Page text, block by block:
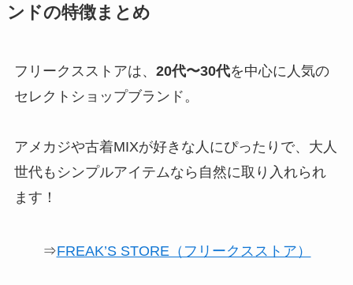
ンドの特徴まとめ
フリークスストアは、 20代〜30代を中心に人気の
セレクトショップブランド。
アメカジや古着MIXが好きな人にぴったりで、大人
世代もシンプルアイテムなら自然に取り入れられ
ます！
⇒FREAK’S STORE（フリークスストア）